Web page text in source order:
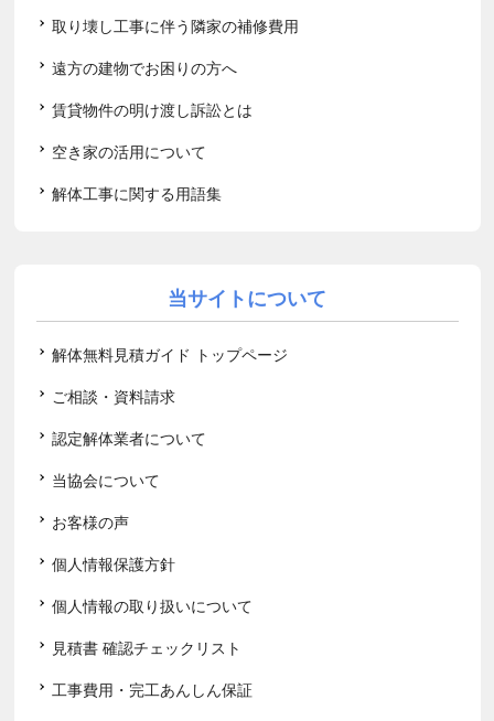
取り壊し工事に伴う隣家の補修費用
遠方の建物でお困りの方へ
賃貸物件の明け渡し訴訟とは
空き家の活用について
解体工事に関する用語集
当サイトについて
解体無料見積ガイド トップページ
ご相談・資料請求
認定解体業者について
当協会について
お客様の声
個人情報保護方針
個人情報の取り扱いについて
見積書 確認チェックリスト
工事費用・完工あんしん保証